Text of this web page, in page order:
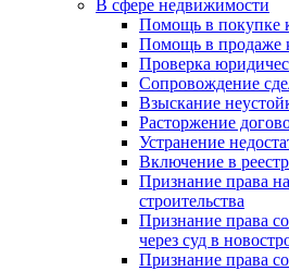
В сфере недвижимости
Помощь в покупке
Помощь в продаже
Проверка
Сопровождение
Взыскание
Расторжение
Устранение
Включение в
Признание права
строительства
Признание права
через суд в
Признание права